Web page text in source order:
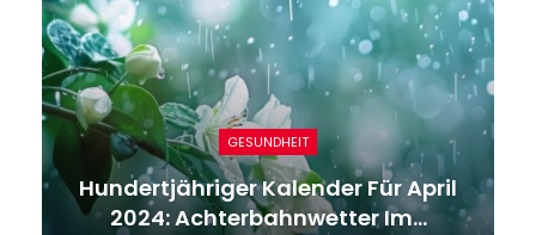
GESUNDHEIT
Hundertjähriger Kalender Für April
2024: Achterbahnwetter Im…